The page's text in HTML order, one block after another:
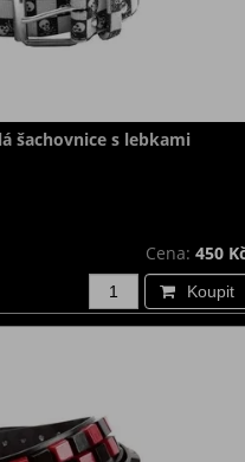
šachovnice s lebkami
Cena: 450
Koupit